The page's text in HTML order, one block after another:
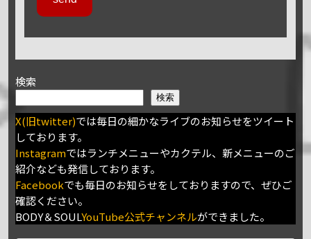
検索
検索
X(旧twitter)では毎日の細かなライブのお知らせをツイート
しております。
Instagramではランチメニューやカクテル、新メニューのご
紹介なども発信しております。
Facebookでも毎日のお知らせをしておりますので、ぜひご
確認ください。
BODY＆SOULYouTube公式チャンネルができました。